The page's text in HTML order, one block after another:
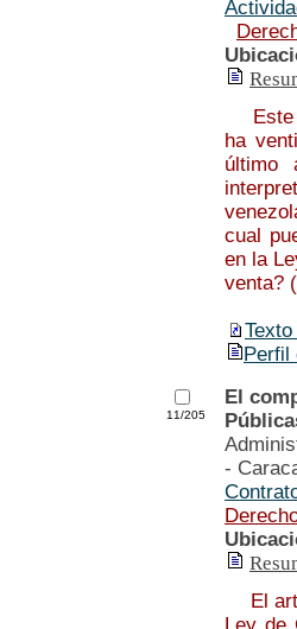
Este
ha
último
cual
en la
venta?
Perfil
11/205
El
-
El